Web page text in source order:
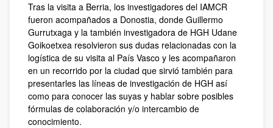
Tras la visita a Berria, los investigadores del IAMCR
fueron acompañados a Donostia, donde Guillermo
Gurrutxaga y la también investigadora de HGH Udane
Goikoetxea resolvieron sus dudas relacionadas con la
logística de su visita al País Vasco y les acompañaron
en un recorrido por la ciudad que sirvió también para
presentarles las líneas de investigación de HGH así
como para conocer las suyas y hablar sobre posibles
fórmulas de colaboración y/o intercambio de
conocimiento.